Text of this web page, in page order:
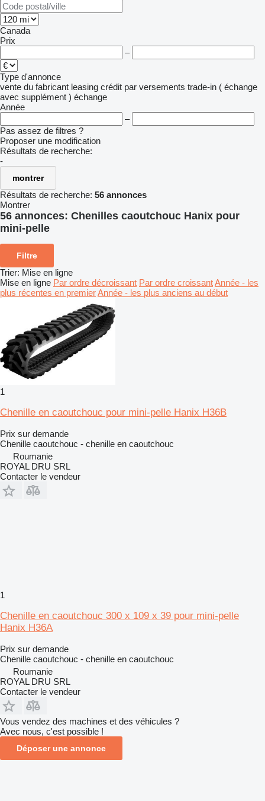
Canada
Prix
–
Type d'annonce
vente du fabricant leasing crédit par versements trade-in ( échange
avec supplément ) échange
Année
–
Pas assez de filtres ?
Proposer une modification
Résultats de recherche:
-
montrer
Résultats de recherche: 56 annonces
Montrer
56 annonces: Chenilles caoutchouc Hanix pour
mini-pelle
Filtre
Trier: Mise en ligne
Mise en ligne Par ordre décroissant Par ordre croissantAnnée - les
plus récentes en premierAnnée - les plus anciens au début
1
Chenille en caoutchouc pour mini-pelle Hanix H36B
Prix sur demande
Chenille caoutchouc - chenille en caoutchouc
Roumanie
ROYAL DRU SRL
Contacter le vendeur
1
Chenille en caoutchouc 300 x 109 x 39 pour mini-pelle
Hanix H36A
Prix sur demande
Chenille caoutchouc - chenille en caoutchouc
Roumanie
ROYAL DRU SRL
Contacter le vendeur
Vous vendez des machines et des véhicules ?
Avec nous, c'est possible !
Déposer une annonce